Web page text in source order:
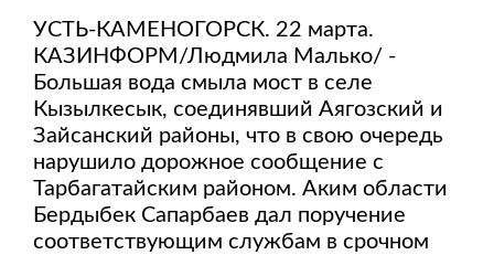
УСТЬ-КАМЕНОГОРСК. 22 марта.
КАЗИНФОРМ/Людмила Малько/ -
Большая вода смыла мост в селе
Кызылкесык, соединявший Аягозский и
Зайсанский районы, что в свою очередь
нарушило дорожное сообщение с
Тарбагатайским районом. Аким области
Бердыбек Сапарбаев дал поручение
соответствующим службам в срочном